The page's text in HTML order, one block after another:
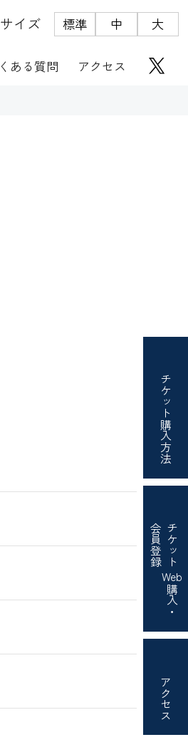
イズ 標準 中 大
ある質問 アクセス
チケット
購入方法
チケット
Web
購入・
会員登録
アクセス